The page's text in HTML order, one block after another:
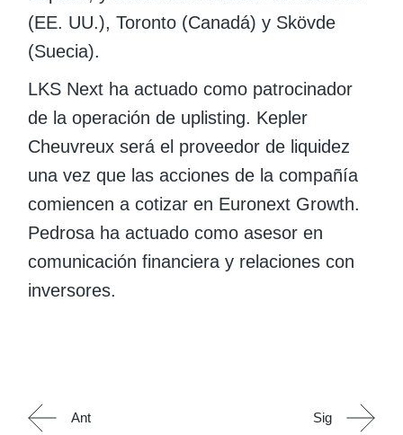
(EE. UU.), Toronto (Canadá) y Skövde
(Suecia).
LKS Next ha actuado como patrocinador
de la operación de uplisting. Kepler
Cheuvreux será el proveedor de liquidez
una vez que las acciones de la compañía
comiencen a cotizar en Euronext Growth.
Pedrosa ha actuado como asesor en
comunicación financiera y relaciones con
inversores.
Ant Sig